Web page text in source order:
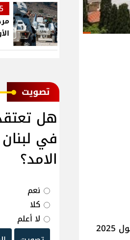
أصدر مجلس الوزراء مذكرة بمناسبة عيد المولد النبوي الشريف تقضي بإعلان يوم الخميس 4 أيلول 2025
5
ﺗﺼﻮﻳﺖ
هل
في
الامد؟
نعم
كلا
لا أعلم